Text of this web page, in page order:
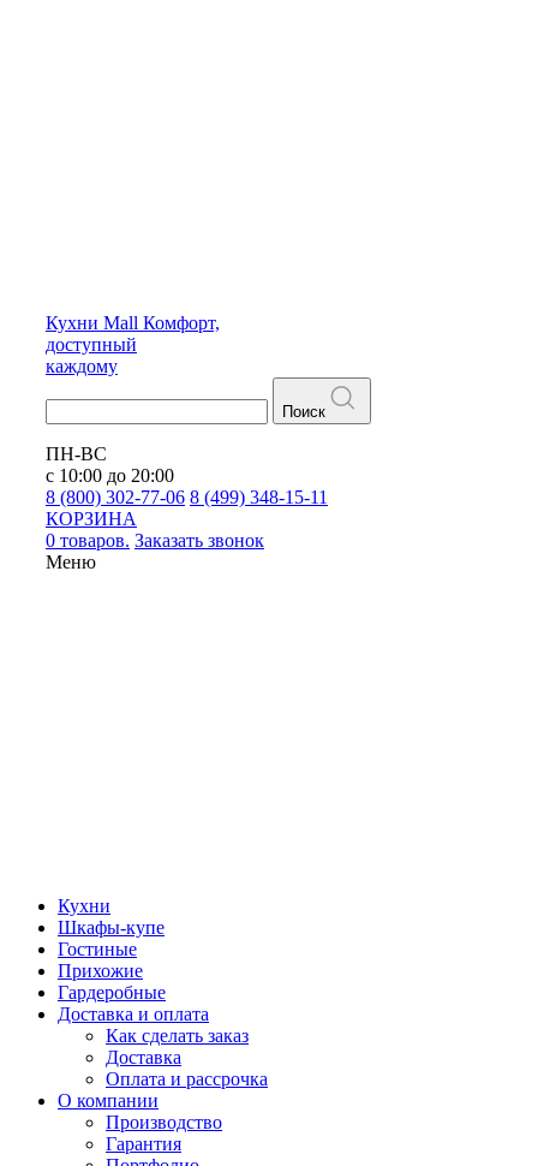
Кухни Mall Комфорт,
доступный
каждому
Поиск
ПН-ВС
с 10:00 до 20:00
8 (800) 302-77-06 8 (499) 348-15-11
КОРЗИНА
0 товаров. Заказать звонок
Меню
Кухни
Шкафы-купе
Гостиные
Прихожие
Гардеробные
Доставка и оплата
Как сделать заказ
Доставка
Оплата и рассрочка
О компании
Производство
Гарантия